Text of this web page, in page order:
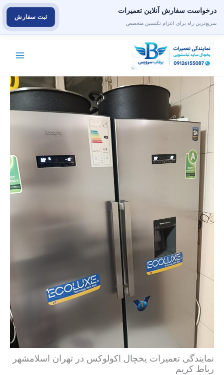
محتوا
نمایندگی تعمیرات یخچال اکولوکس در تهران اسلامشهر
رباط کریم
درخواست سفارش آنلاین تعمیرات
سریع‌ترین راه برای اعزام تکنسین متخصص
ثبت سفارش